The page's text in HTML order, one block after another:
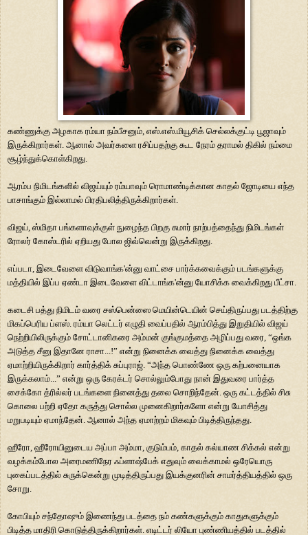
கண்ணுக்கு அழகாக ரம்யா நம்பீசனும் எஸ்.எஸ்.மியூசிக் செல்லக்குட்டி பூஜாவும்
இருக்கிறார்கள். ஆனால் அவர்களை ரசிப்பதற்கு கூட நேரம் தராமல் திகில் நம்மை
சூழ்ந்துக்கொள்கிறது.
ஆரம்ப நிமிடங்களில் விஜய்யும் ரம்யாவும் ரொமாண்டிக்கான காதல் ஜோடியை எந்த
பாசாங்கும் இல்லாமல் பிரதிபலித்திருக்கிறார்கள்
விஜய் ஸ்மிதா பங்களாவுக்குள் நுழைந்த பிறகு சுமார் நாற்பத்தைந்து நிமிடங்கள்
ரோலர் கோஸ்டரில் ஏறியது போல ஜிவ்வென்று இருக்கிறது.
எப்படா இடைவேளை விடுவாங்க'ன்னு வாட்சை பார்க்கவைக்கும் படங்களுக்கு
மத்தியில் இப்ப ஏண்டா இடைவேளை விட்டாங்க'ன்னு யோசிக்க வைக்கிறது பீட்சா.
கடைசி பத்து நிமிடம் வரை சஸ்பென்ஸை மெயின்டெயின் செய்திருப்பது படத்திற்கு
மிகப்பெரிய ப்ளஸ். ரம்யா லெட்டர் எழுதி வைப்பதில் ஆரம்பித்து இறுதியில் விஜய்
நெற்றியிலிருக்கும் சோட்டானிகரை அம்மன் குங்குமத்தை அழிப்பது வரை , “ஒங்க
அடுத்த சீனு இதானே ராசா...!” என்று நினைக்க வைத்து நினைக்க வைத்து
ஏமாற்றியிருக்கிறார் கார்த்திக் சுப்புராஜ். “அந்த பொண்ணே ஒரு கற்பனையாக
இருக்கலாம்... ” என்று ஒரு கேரக்டர் சொல்லும்போது நான் இதுவரை பார்த்த
சைக்கோ த்ரில்லர் படங்களை நினைத்து தலை சொறிந்தேன். ஒரு கட்டத்தில் சிசு
கொலை பற்றி ஏதோ கருத்து சொல்ல முனைகிறார்களோ என்று யோசித்து
மறுபடியும் ஏமாந்தேன். ஆனால் அந்த ஏமாற்றம் மிகவும் பிடித்திருந்தது.
ஹீரோ ஹீரோயினுடைய அப்பா அம்மா குடும்பம் காதல் கல்யாண சிக்கல் என்று
வழக்கம்போல அரைமணிநேர ஃப்ளாஷ்பேக் எதுவும் வைக்காமல் ஒரேயொரு
புகைப்படத்தில் சுருக்கென்று முடித்திருப்பது இயக்குனரின் சாமர்த்தியத்தில் ஒரு
சோறு.
கோபியும் சந்தோஷும் இணைந்து படத்தை நம் கண்களுக்கும் காதுகளுக்கும்
பிடித்த மாதிரி கொடுத்திருக்கிறார்கள். எடிட்டர் லியோ புண்ணியத்தில் படத்தில்